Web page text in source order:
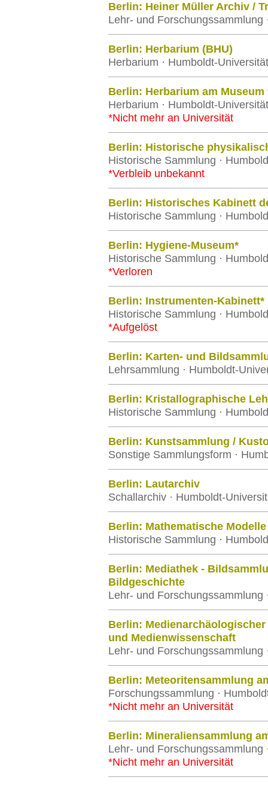
Berlin: Heiner Müller Archiv /
Lehr- und Forschungssammlung
Berlin: Herbarium (BHU)
Herbarium · Humboldt-
Berlin: Herbarium am
Herbarium · Humboldt-
*Nicht mehr an Universität
Berlin: Historische
Historische Sammlung ·
*Verbleib unbekannt
Berlin: Historisches Kabinett
Historische Sammlung ·
Berlin: Hygiene-Museum*
Historische Sammlung ·
*Verloren
Berlin: Instrumenten-Kabinett*
Historische Sammlung ·
*Aufgelöst
Berlin: Karten- und
Lehrsammlung · Humboldt-
Berlin: Kristallographische
Historische Sammlung ·
Berlin: Kunstsammlung /
Sonstige Sammlungsform ·
Berlin: Lautarchiv
Schallarchiv · Humboldt-
Berlin: Mathematische Modelle
Historische Sammlung ·
Berlin: Mediathek -
Bildgeschichte
Lehr- und Forschungssammlung
Berlin:
und Medienwissenschaft
Lehr- und Forschungssammlung
Berlin: Meteoritensammlung
Forschungssammlung ·
*Nicht mehr an Universität
Berlin: Mineraliensammlung
Lehr- und Forschungssammlung
*Nicht mehr an Universität